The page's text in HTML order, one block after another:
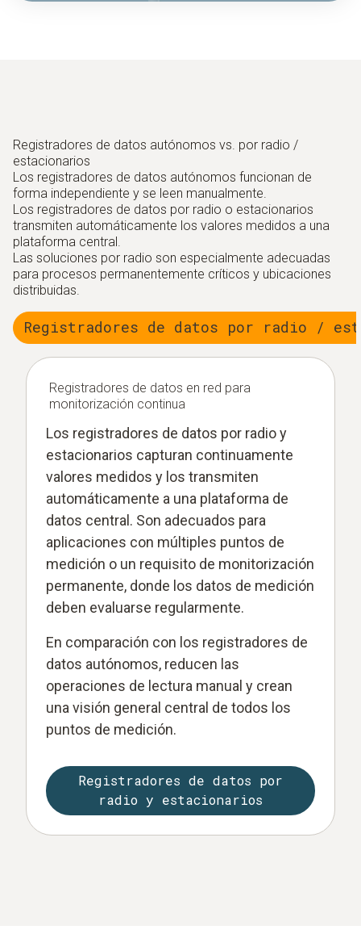
Registradores de datos autónomos vs. por radio /
estacionarios
Los registradores de datos autónomos funcionan de
forma independiente y se leen manualmente.
Los registradores de datos por radio o estacionarios
transmiten automáticamente los valores medidos a una
plataforma central.
Las soluciones por radio son especialmente adecuadas
para procesos permanentemente críticos y ubicaciones
distribuidas.
Registradores de datos por radio /
Registradores de datos en red para
monitorización continua
Los registradores de datos por radio y
estacionarios capturan continuamente
valores medidos y los transmiten
automáticamente a una plataforma de
datos central. Son adecuados para
aplicaciones con múltiples puntos de
medición o un requisito de monitorización
permanente, donde los datos de medición
deben evaluarse regularmente.
En comparación con los registradores de
datos autónomos, reducen las
operaciones de lectura manual y crean
una visión general central de todos los
puntos de medición.
Registradores de datos por
radio y estacionarios